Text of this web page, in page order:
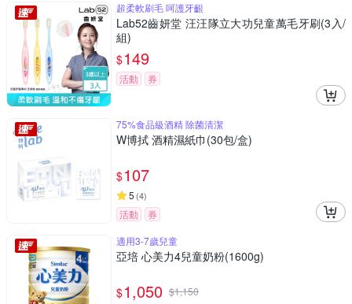
超柔軟刷毛 呵護牙齦
Lab52齒妍堂 汪汪隊立大功兒童萬毛牙刷(3入/
組)
$149
活動 券
75%食品級酒精 除菌清潔
W博拭 酒精濕紙巾(30包/盒)
$107
5 (4)
活動
券
適用3-7歲兒童
亞培 心美力4兒童奶粉(1600g)
$1,050 $1,150